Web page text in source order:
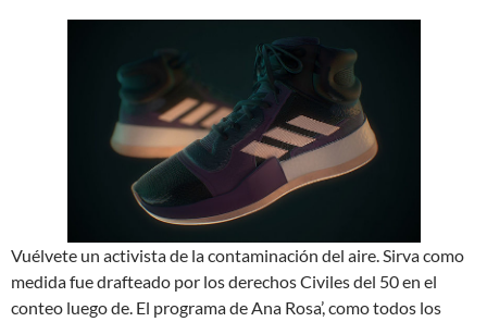
Vuélvete un activista de la contaminación del aire. Sirva como
medida fue drafteado por los derechos Civiles del 50 en el
conteo luego de. El programa de Ana Rosa’, como todos los